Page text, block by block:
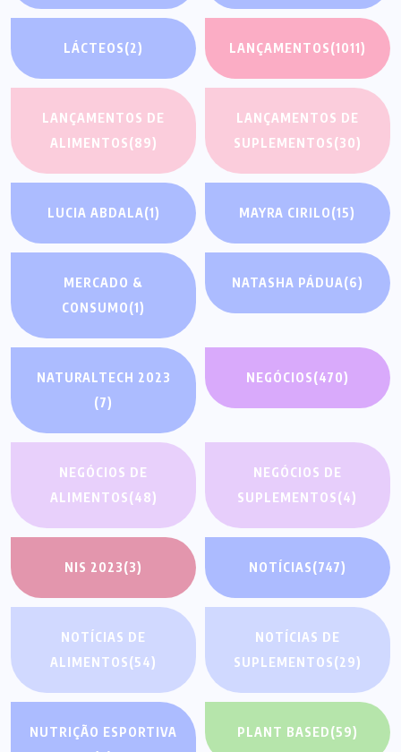
LÁCTEOS(2) LANÇAMENTOS(1011)
LANÇAMENTOS DE
ALIMENTOS(89)
LANÇAMENTOS DE
SUPLEMENTOS(30)
LUCIA ABDALA(1) MAYRA CIRILO(15)
MERCADO &
CONSUMO(1)
NATASHA PÁDUA(6)
NATURALTECH 2023
(7)
NEGÓCIOS(470)
NEGÓCIOS DE
ALIMENTOS(48)
NEGÓCIOS DE
SUPLEMENTOS(4)
NIS 2023(3) NOTÍCIAS(747)
NOTÍCIAS DE
ALIMENTOS(54)
NOTÍCIAS DE
SUPLEMENTOS(29)
NUTRIÇÃO ESPORTIVA
PLANT BASED(59)